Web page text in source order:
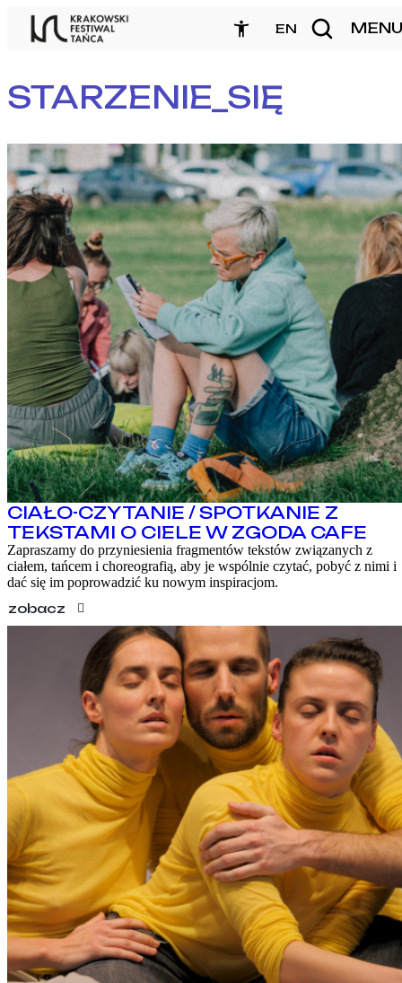
Przejdź
treści
zamknij
PROGRAM
WARSZTATY
O FESTIWALU
KONTAKT
EN MENU
STARZENIE_SIĘ
CIAŁO-CZYTANIE / SPOTKANIE Z
TEKSTAMI O CIELE W ZGODA CAFE
Zapraszamy do przyniesienia fragmentów tekstów związanych z
ciałem, tańcem i choreografią, aby je wspólnie czytać, pobyć z nimi i
dać się im poprowadzić ku nowym inspiracjom.
zobacz